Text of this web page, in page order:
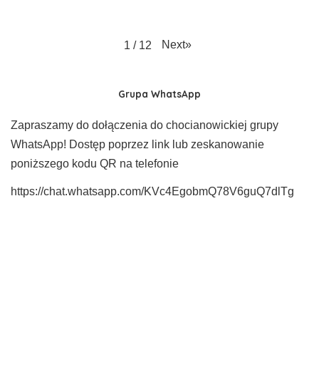
1 / 12 Next»
Grupa WhatsApp
Zapraszamy do dołączenia do chocianowickiej grupy
WhatsApp! Dostęp poprzez link lub zeskanowanie
poniższego kodu QR na telefonie
https://chat.whatsapp.com/KVc4EgobmQ78V6guQ7dlTg